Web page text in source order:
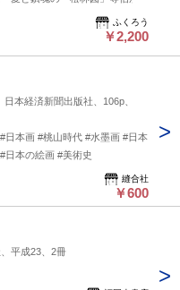
ふくろう
￥2,200
本経済新聞出版社、106p、
日本画 #桃山時代 #水墨画 #日本
日本の絵画 #美術史
縫合社
￥600
平成23、2冊